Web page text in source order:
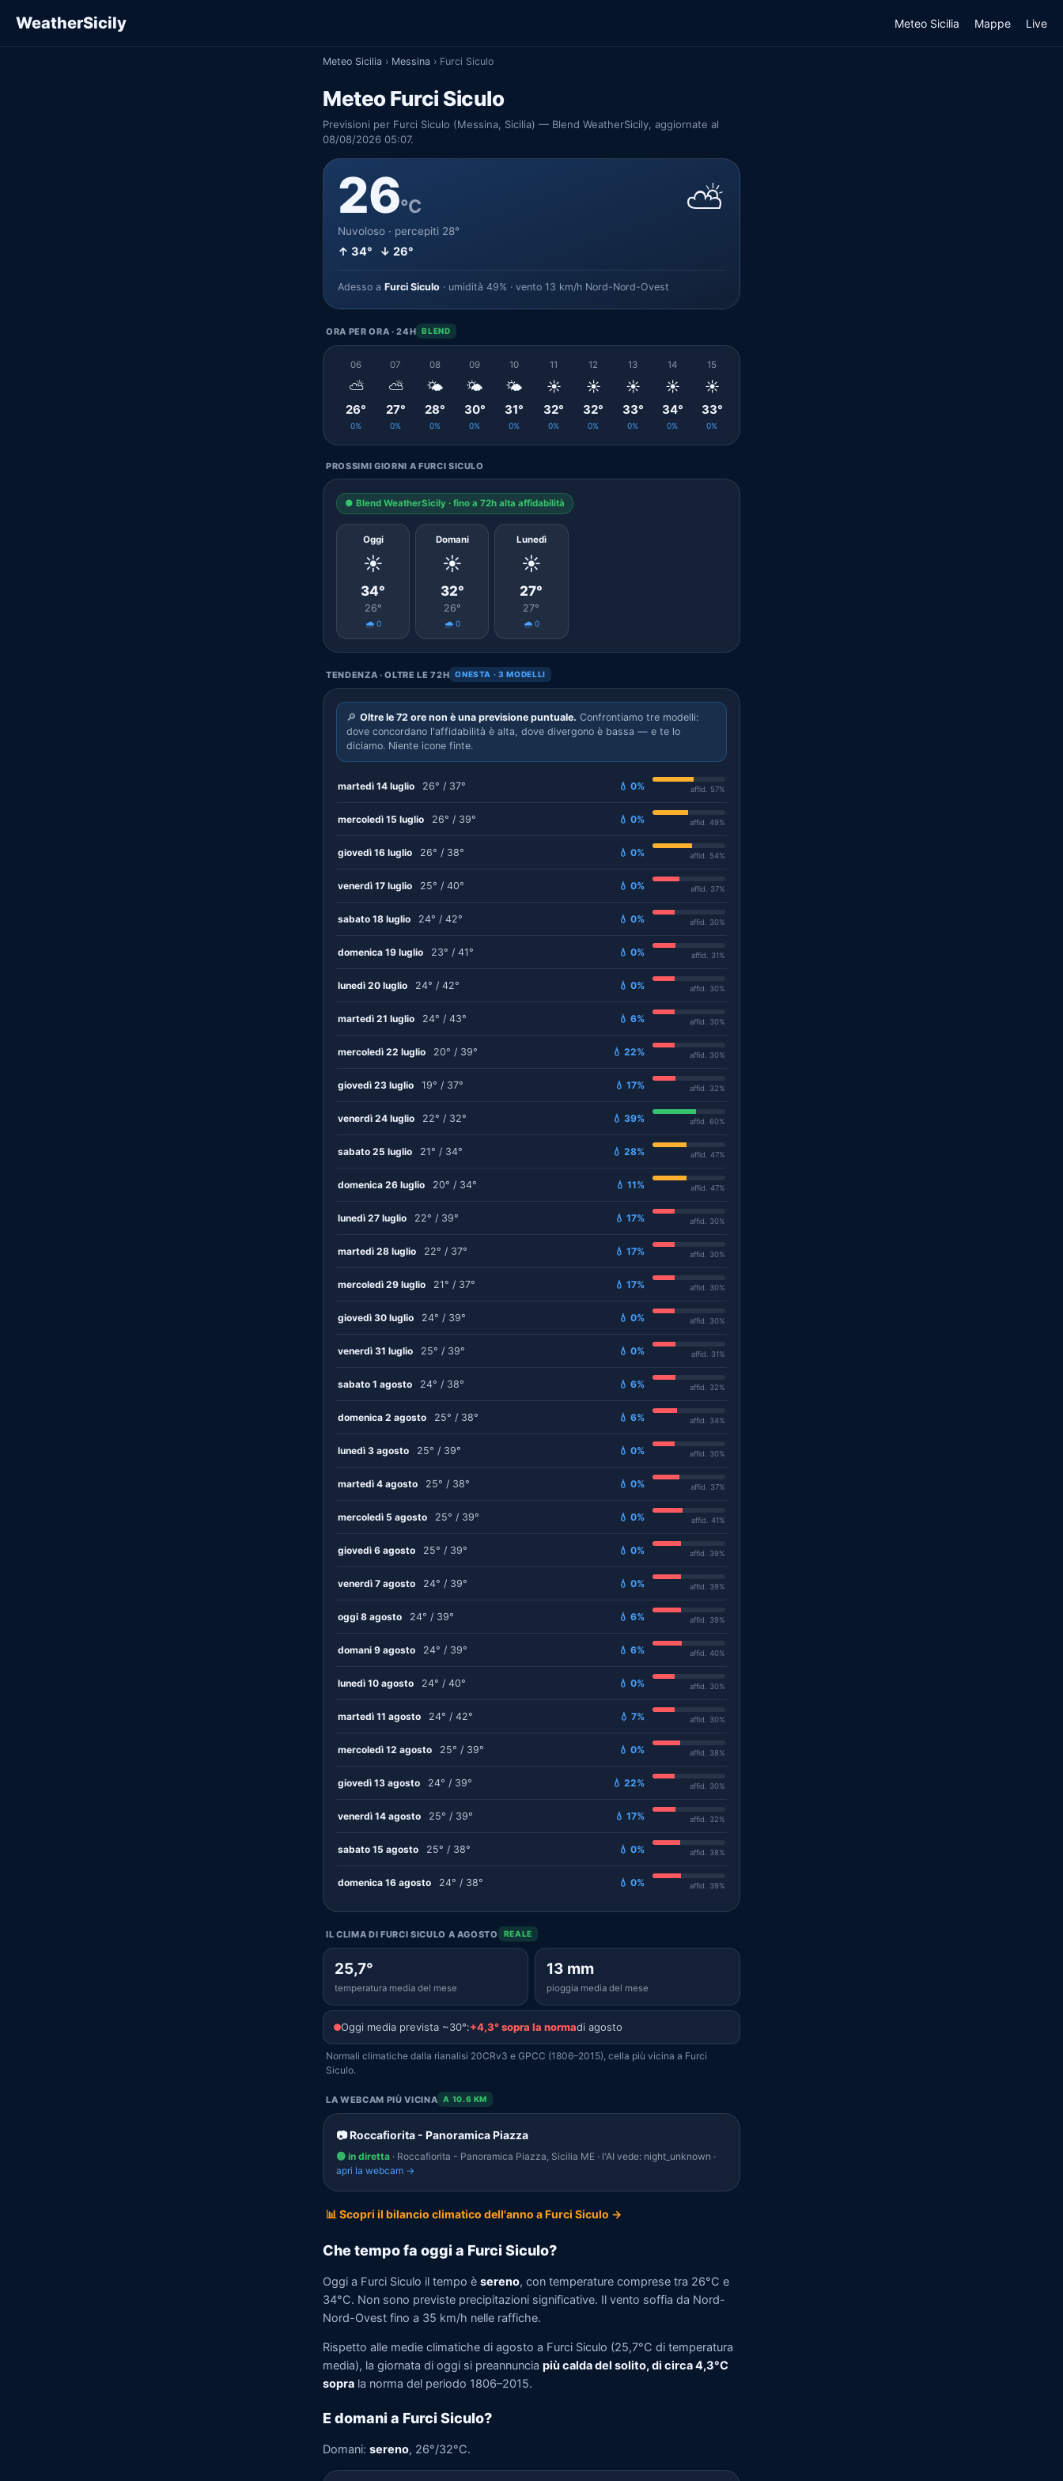
WeatherSicily Meteo Sicilia Mappe Live
Meteo Sicilia › Messina › Furci Siculo
Meteo Furci Siculo
Previsioni per Furci Siculo (Messina, Sicilia) — Blend WeatherSicily, aggiornate al
08/08/2026 05:07.
26°C
Nuvoloso · percepiti 28°
↑ 34° ↓ 26°
⛅
Adesso a Furci Siculo · umidità 49% · vento 13 km/h Nord-Nord-Ovest
ORA PER ORA · 24H BLEND
06
⛅
26°
0%
07
⛅
27°
0%
08
🌤️
28°
0%
09
🌤️
30°
0%
10
🌤️
31°
0%
11
☀️
32°
0%
12
☀️
32°
0%
13
☀️
33°
0%
14
☀️
34°
0%
15
☀️
33°
0%
PROSSIMI GIORNI A FURCI SICULO
● Blend WeatherSicily · fino a 72h alta affidabilità
Oggi
☀️
34°
26°
🌧️ 0
Domani
☀️
32°
26°
🌧️ 0
Lunedì
☀️
27°
27°
🌧️ 0
TENDENZA · OLTRE LE 72H ONESTA · 3 MODELLI
🔎 Oltre le 72 ore non è una previsione puntuale. Confrontiamo tre modelli:
dove concordano l'affidabilità è alta, dove divergono è bassa — e te lo
diciamo. Niente icone finte.
martedì 14 luglio 26° / 37° 💧 0% affid. 57%
mercoledì 15 luglio 26° / 39° 💧 0% affid. 49%
giovedì 16 luglio 26° / 38° 💧 0% affid. 54%
venerdì 17 luglio 25° / 40° 💧 0% affid. 37%
sabato 18 luglio 24° / 42° 💧 0% affid. 30%
domenica 19 luglio 23° / 41° 💧 0% affid. 31%
lunedì 20 luglio 24° / 42° 💧 0% affid. 30%
martedì 21 luglio 24° / 43° 💧 6% affid. 30%
mercoledì 22 luglio 20° / 39° 💧 22% affid. 30%
giovedì 23 luglio 19° / 37° 💧 17% affid. 32%
venerdì 24 luglio 22° / 32° 💧 39% affid. 60%
sabato 25 luglio 21° / 34° 💧 28% affid. 47%
domenica 26 luglio 20° / 34° 💧 11% affid. 47%
lunedì 27 luglio 22° / 39° 💧 17% affid. 30%
martedì 28 luglio 22° / 37° 💧 17% affid. 30%
mercoledì 29 luglio 21° / 37° 💧 17% affid. 30%
giovedì 30 luglio 24° / 39° 💧 0% affid. 30%
venerdì 31 luglio 25° / 39° 💧 0% affid. 31%
sabato 1 agosto 24° / 38° 💧 6% affid. 32%
domenica 2 agosto 25° / 38° 💧 6% affid. 34%
lunedì 3 agosto 25° / 39° 💧 0% affid. 30%
martedì 4 agosto 25° / 38° 💧 0% affid. 37%
mercoledì 5 agosto 25° / 39° 💧 0% affid. 41%
giovedì 6 agosto 25° / 39° 💧 0% affid. 39%
venerdì 7 agosto 24° / 39° 💧 0% affid. 39%
oggi 8 agosto 24° / 39° 💧 6% affid. 39%
domani 9 agosto 24° / 39° 💧 6% affid. 40%
lunedì 10 agosto 24° / 40° 💧 0% affid. 30%
martedì 11 agosto 24° / 42° 💧 7% affid. 30%
mercoledì 12 agosto 25° / 39° 💧 0% affid. 38%
giovedì 13 agosto 24° / 39° 💧 22% affid. 30%
venerdì 14 agosto 25° / 39° 💧 17% affid. 32%
sabato 15 agosto 25° / 38° 💧 0% affid. 38%
domenica 16 agosto 24° / 38° 💧 0% affid. 39%
IL CLIMA DI FURCI SICULO A AGOSTO REALE
25,7°
temperatura media del mese
13 mm
pioggia media del mese
Oggi media prevista ~30°:+4,3° sopra la normadi agosto
Normali climatiche dalla rianalisi 20CRv3 e GPCC (1806–2015), cella più vicina a Furci
Siculo.
LA WEBCAM PIÙ VICINA A 10.6 KM
📷 Roccafiorita - Panoramica Piazza
🟢 in diretta · Roccafiorita - Panoramica Piazza, Sicilia ME · l'AI vede: night_unknown ·
apri la webcam →
📊 Scopri il bilancio climatico dell'anno a Furci Siculo →
Che tempo fa oggi a Furci Siculo?
Oggi a Furci Siculo il tempo è sereno, con temperature comprese tra 26°C e
34°C. Non sono previste precipitazioni significative. Il vento soffia da Nord-
Nord-Ovest fino a 35 km/h nelle raffiche.
Rispetto alle medie climatiche di agosto a Furci Siculo (25,7°C di temperatura
media), la giornata di oggi si preannuncia più calda del solito, di circa 4,3°C
sopra la norma del periodo 1806–2015.
E domani a Furci Siculo?
Domani: sereno, 26°/32°C.